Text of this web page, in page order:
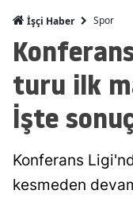
İşçi Haber Spor
turu ilk
İşte
Konferans
kesmeden